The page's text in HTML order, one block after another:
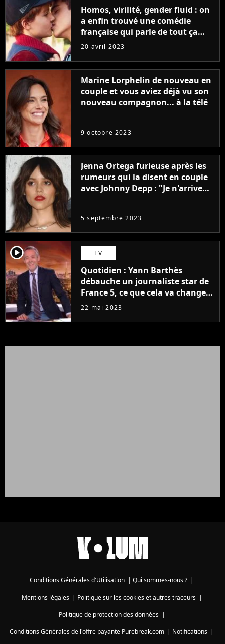
Homos, virilité, gender fluid : on
a enfin trouvé une comédie
française qui parle de tout ça
sans être super ringarde
20 avril 2023
Marine Lorphelin de nouveau en
couple et vous aviez déjà vu son
nouveau compagnon... à la télé
9 octobre 2023
Jenna Ortega furieuse après les
rumeurs qui la disent en couple
avec Johnny Depp : "Je n'arrive
5 septembre 2023
player2 TV
Quotidien : Yann Barthès
débauche un journaliste star de
France 5, ce que cela va changer
à la rentrée
22 mai 2023
Conditions Générales d'Utilisation Qui sommes-nous ?
Mentions légales| Politique sur les cookies et autres traceurs|
Politique de protection des données|
Conditions Générales de l'offre payante Purebreak.com
Notifications